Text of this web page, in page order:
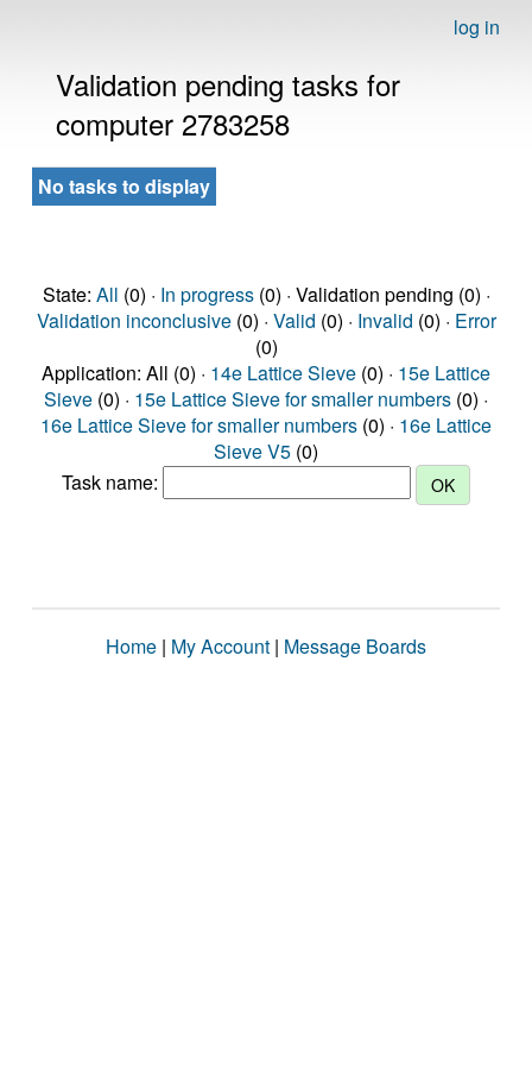
log in
Validation pending tasks for
computer 2783258
No tasks to display
State: All (0) · In progress(0) · Validation pending (0) ·
Validation inconclusive(0) · Valid (0) · Invalid (0) · Error
(0)
Application: All (0) · 14e Lattice Sieve (0) · 15e Lattice
Sieve (0) · 15e Lattice Sieve for smaller numbers (0) ·
16e Lattice Sieve for smaller numbers (0) · 16e Lattice
Sieve V5 (0)
Task name:
Home | My Account | Message Boards